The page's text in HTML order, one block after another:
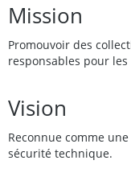
Mission
Promouvoir des
responsables pour
Vision
Reconnue comme
sécurité technique.